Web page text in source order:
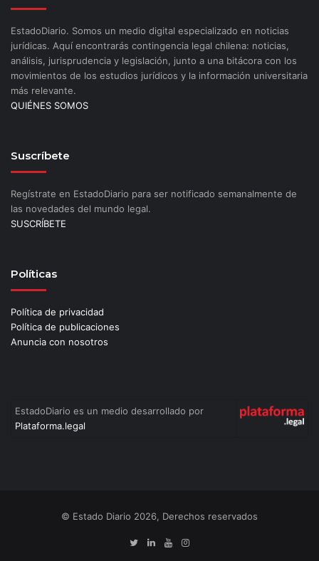
EstadoDiario. Somos un medio digital especializado en noticias
jurídicas. Aquí encontrarás contingencia legal chilena: noticias,
análisis, jurisprudencia y legislación, junto a una bitácora con los
movimientos de los estudios jurídicos y la información universitaria
más relevante.
QUIÉNES SOMOS
Suscríbete
Regístrate en EstadoDiario para ser notificado semanalmente de
las novedades del mundo legal.
SUSCRÍBETE
Políticas
Política de privacidad
Política de publicaciones
Anuncia con nosotros
EstadoDiario es un medio desarrollado por
Plataforma.legal
© Estado Diario 2026, Derechos reservados